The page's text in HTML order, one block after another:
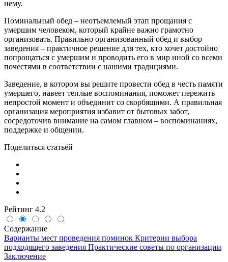
нему.
Поминальный обед – неотъемлемый этап прощания с
умершим человеком, который крайне важно грамотно
организовать. Правильно организованный обед и выбор
заведения – практичное решение для тех, кто хочет достойно
попрощаться с умершим и проводить его в мир иной со всеми
почестями в соответствии с нашими традициями.
Заведение, в котором вы решите провести обед в честь памяти
умершего, навеет теплые воспоминания, поможет пережить
непростой момент и объединит со скорбящими. А правильная
организация мероприятия избавит от бытовых забот,
сосредоточив внимание на самом главном – воспоминаниях,
поддержке и общении.
Поделиться статьёй
Рейтинг 4.2
Содержание
Варианты мест проведения поминок Критерии выбора
подходящего заведения Практические советы по организации
Заключение